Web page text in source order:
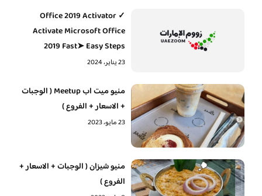
Office 2019 Activator ✓
Activate Microsoft Office
2019 Fast➤ Easy Steps
23 يناير، 2024
منيو ميت اب Meetup ( الوجبات
+ الاسعار + الفروع )
23 مايو، 2023
منيو شيزان ( الوجبات + الاسعار +
الفروع )